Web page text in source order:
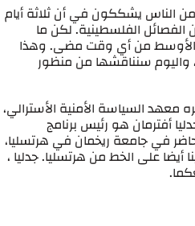
من الناس يشككون في أن ثلاثة أيام
الفلسطينية. لكن ما
الأوسط من أي وقت مضى. وهذا
واليوم سنناقشها من منظور
معهد السياسة الأمنية الأسترالي،
أفترمان هو رئيس برنامج
في جامعة ريخمان في هرتسليا،
أيضا على الخط من هرتسليا. جدليا ،